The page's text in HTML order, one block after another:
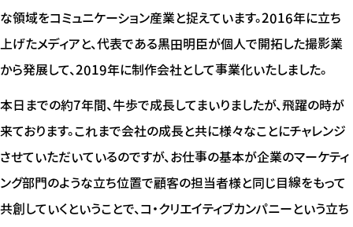
な領域をコミュニケーション産業と捉えています。2016年に立ち
上げたメディアと、代表である黒田明臣が個人で開拓した撮影業
から発展して、2019年に制作会社として事業化いたしました。
本日までの約7年間、牛歩で成長してまいりましたが、飛躍の時が
来ております。これまで会社の成長と共に様々なことにチャレンジ
させていただいているのですが、お仕事の基本が企業のマーケティ
ング部門のような立ち位置で顧客の担当者様と同じ目線をもって
共創していくということで、コ・クリエイティブカンパニーという立ち